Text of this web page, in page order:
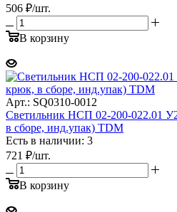
506 ₽/шт.
В корзину
Арт.: SQ0310-0012
Светильник НСП 02-200-022.01
в сборе, инд.упак) TDM
Есть в наличии: 3
721 ₽/шт.
В корзину